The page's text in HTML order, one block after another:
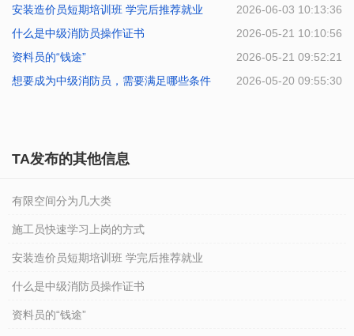
安装造价员短期培训班 学完后推荐就业
2026-06-03 10:13:36
什么是中级消防员操作证书
2026-05-21 10:10:56
资料员的“钱途”
2026-05-21 09:52:21
想要成为中级消防员，需要满足哪些条件
2026-05-20 09:55:30
TA发布的其他信息
有限空间分为几大类
施工员快速学习上岗的方式
安装造价员短期培训班 学完后推荐就业
什么是中级消防员操作证书
资料员的“钱途”